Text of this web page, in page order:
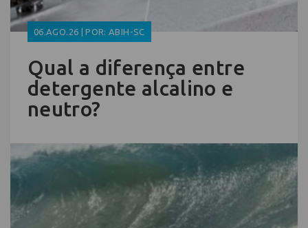
06.AGO.26 | POR: ABIH-SC
Qual a diferença entre
detergente alcalino e
neutro?